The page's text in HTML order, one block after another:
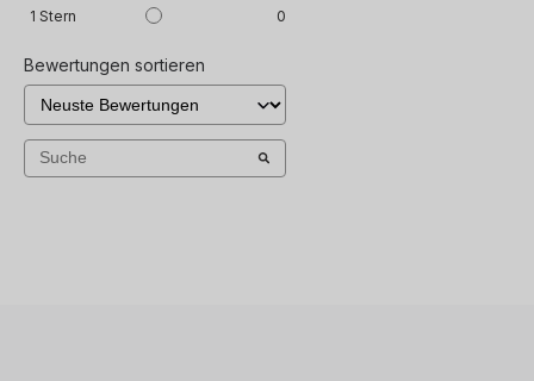
1 Stern 0
Bewertungen sortieren